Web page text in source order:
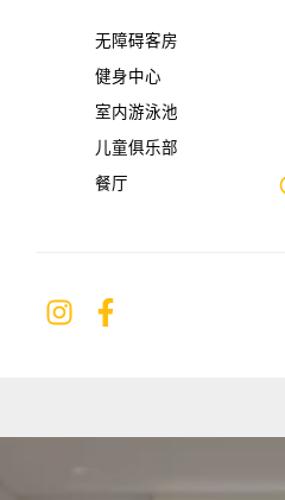
无障碍客房
健身中心
室内游泳池
儿童俱乐部
餐厅